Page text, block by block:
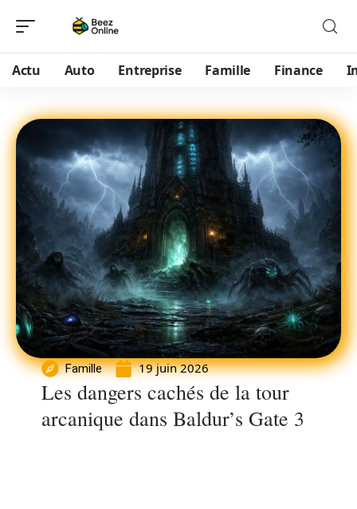
Actu Auto Entreprise Famille Finance
Famille 19 juin 2026
Les dangers cachés de la tour
arcanique dans Baldur’s Gate 3